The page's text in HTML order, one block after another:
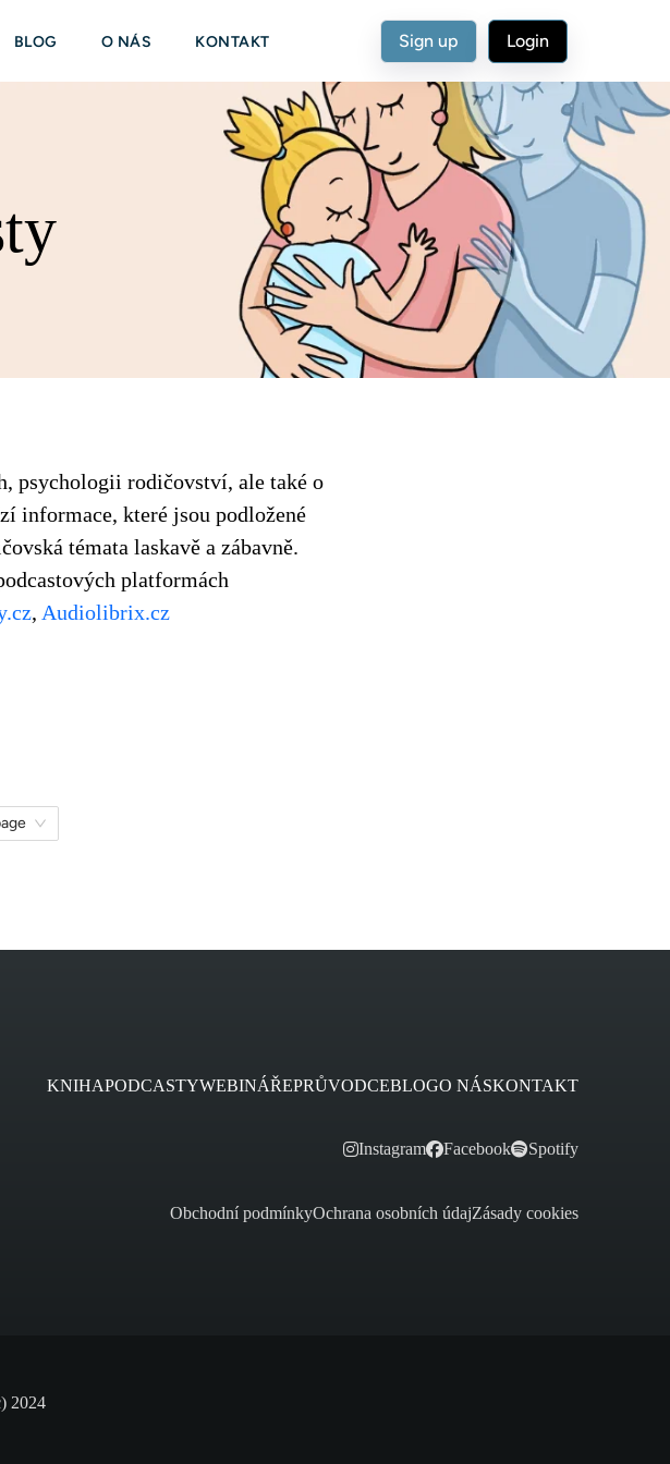
BLOG O NÁS KONTAKT Sign up Login
psychologii rodičovství, ale také o
informace, které jsou podložené
témata laskavě a zábavně.
platformách
, Audiolibrix.cz
KNIHAPODCASTYWEBINÁŘEPRŮVODCEBLOGO NÁSKONTAKT
Instagram Facebook Spotify
Obchodní podmínkyOchrana osobních údajZásady cookies
2024